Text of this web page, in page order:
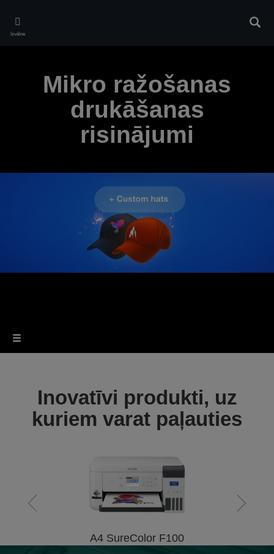
main
Izvēlne
Mikro ražošanas
drukāšanas
risinājumi
Inovatīvi produkti, uz
kuriem varat paļauties
A4 SureColor F100